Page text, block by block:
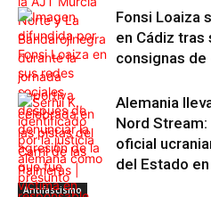
Antifascismo
Fonsi Loaiza
en Cádiz tras
consignas
Alemania
Nord Stream:
oficial
del Estado en